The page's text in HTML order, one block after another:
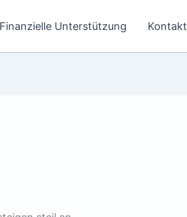
Finanzielle Unterstützung Kontakt